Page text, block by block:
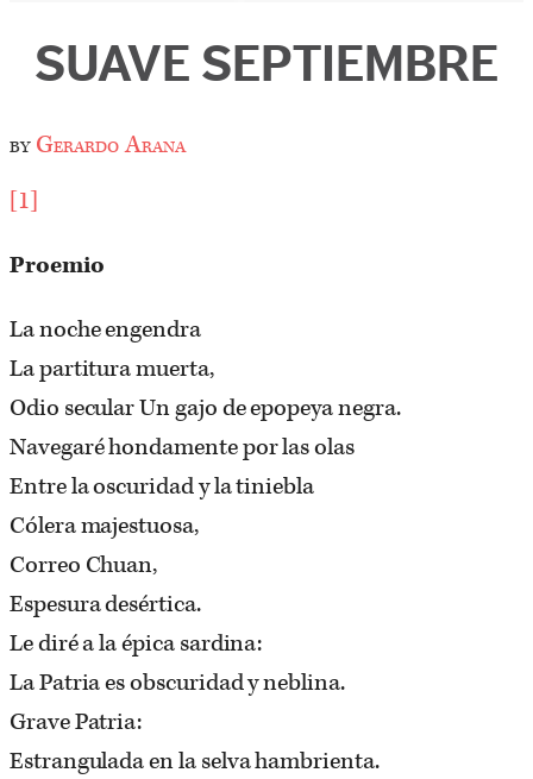
SUAVE SEPTIEMBRE
byGerardo Arana
[1]
Proemio
La noche engendra
La partitura muerta,
Odio secular Un gajo de epopeya negra.
Navegaré hondamente por las olas
Entre la oscuridad y la tiniebla
Cólera majestuosa,
Correo Chuan,
Espesura desértica.
Le diré a la épica sardina:
La Patria es obscuridad y neblina.
Grave Patria:
Estrangulada en la selva hambrienta.